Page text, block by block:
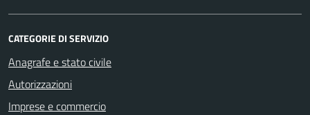
CATEGORIE DI SERVIZIO
Anagrafe e stato civile
Autorizzazioni
Imprese e commercio